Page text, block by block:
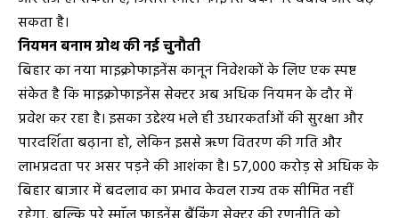
सकता है।
नियमन बनाम ग्रोथ की नई चुनौती
बिहार का नया माइक्रोफाइनेंस कानून निवेशकों के लिए एक स्पष्ट
संकेत है कि माइक्रोफाइनेंस सेक्टर अब अधिक नियमन के दौर में
प्रवेश कर रहा है। इसका उद्देश्य भले ही उधारकर्ताओं की सुरक्षा और
पारदर्शिता बढ़ाना हो, लेकिन इससे ऋण वितरण की गति और
लाभप्रदता पर असर पड़ने की आशंका है। ₹57,000 करोड़ से अधिक के
बिहार बाजार में बदलाव का प्रभाव केवल राज्य तक सीमित नहीं